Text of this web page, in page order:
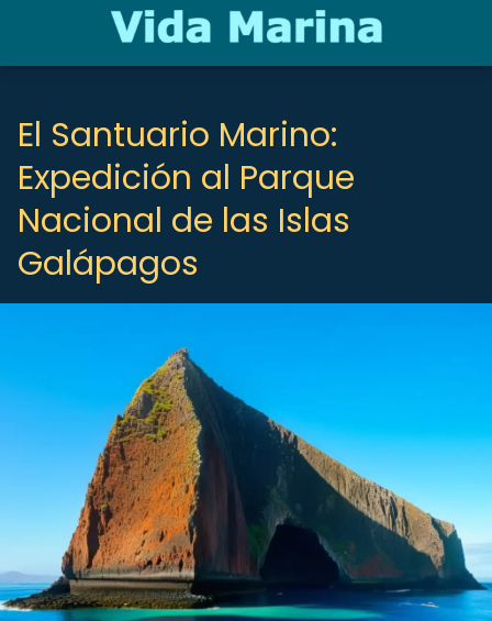
El Santuario Marino:
Expedición al Parque
Nacional de las Islas
Galápagos